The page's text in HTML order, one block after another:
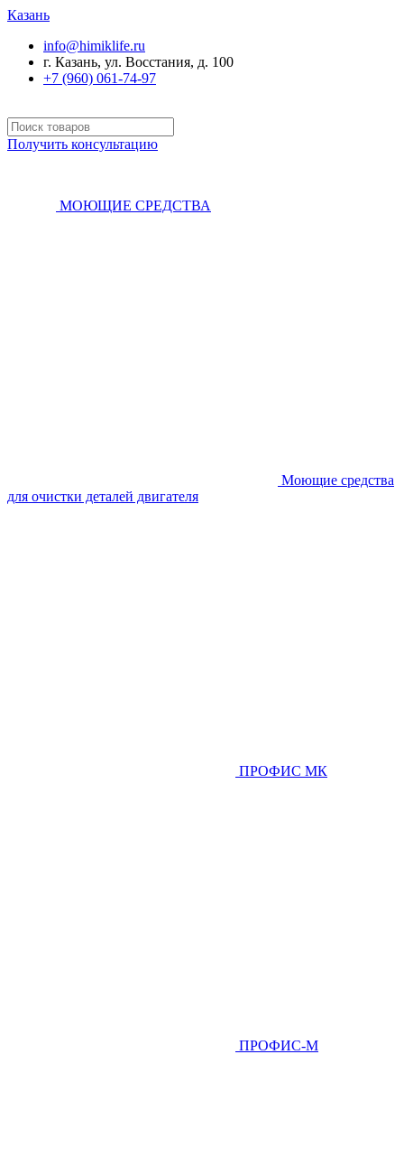
Казань
info@himiklife.ru
г. Казань, ул. Восстания, д. 100
+7 (960) 061-74-97
Получить консультацию
МОЮЩИЕ СРЕДСТВА
Моющие средства
для очистки деталей двигателя
ПРОФИС МК
ПРОФИС-М